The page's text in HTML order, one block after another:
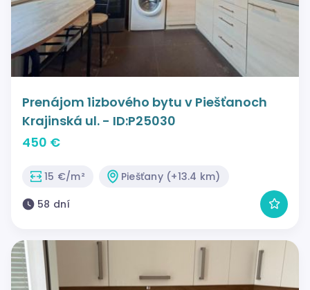
Prenájom 1izbového bytu v Piešťanoch
Krajinská ul. - ID:P25030
450 €
15 €/m²
Piešťany (+13.4 km)
58 dní